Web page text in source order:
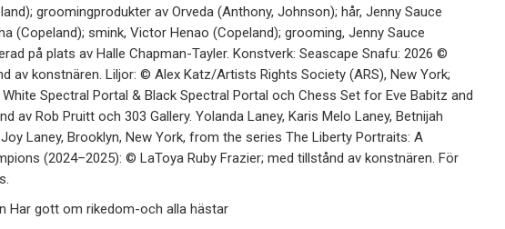
groomingprodukter av Orveda (Anthony, Johnson); hår, Jenny Sauce
(Copeland); smink, Victor Henao (Copeland); grooming, Jenny Sauce
på plats av Halle Chapman-Tayler. Konstverk: Seascape Snafu: 2026 ©
av konstnären. Liljor: © Alex Katz/Artists Rights Society (ARS), New York;
Spectral Portal & Black Spectral Portal och Chess Set for Eve Babitz and
av Rob Pruitt och 303 Gallery. Yolanda Laney, Karis Melo Laney, Betnijah
Laney, Brooklyn, New York, from the series The Liberty Portraits: A
(2024–2025): © LaToya Ruby Frazier; med tillstånd av konstnären. För
Har gott om rikedom-och alla hästar